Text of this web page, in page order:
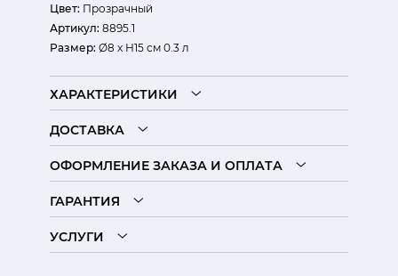
Цвет: Прозрачный
Артикул: 8895.1
Размер: Ø8 х Н15 см 0.3 л
ХАРАКТЕРИСТИКИ
ДОСТАВКА
ОФОРМЛЕНИЕ ЗАКАЗА И ОПЛАТА
ГАРАНТИЯ
УСЛУГИ